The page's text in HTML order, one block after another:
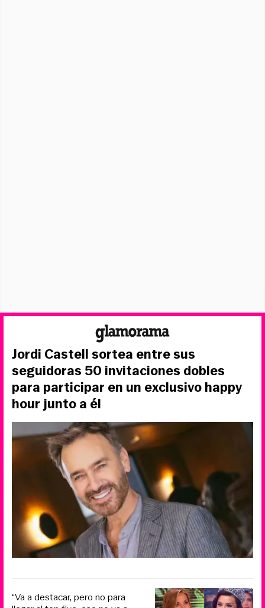
Jordi Castell sortea entre sus
seguidoras 50 invitaciones dobles
para participar en un exclusivo happy
hour junto a él
“Va a destacar, pero no para